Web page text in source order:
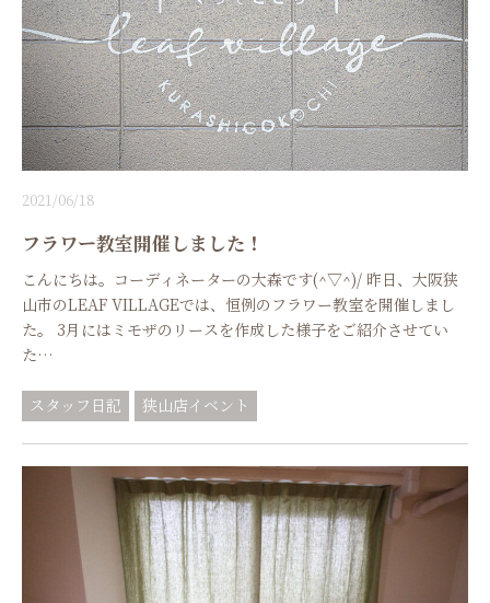
2021/06/18
フラワー教室開催しました！
こんにちは。コーディネーターの大森です(^▽^)/ 昨日、大阪狭
山市のLEAF VILLAGEでは、恒例のフラワー教室を開催しまし
た。 3月にはミモザのリースを作成した様子をご紹介させてい
た…
スタッフ日記 狭山店イベント